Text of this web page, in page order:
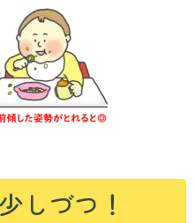
しづつ！